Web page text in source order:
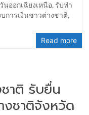
ออกเฉียงเหนือ, รับทำ
การเงินชาวต่างชาติ,
Read more
าติ รับยื่น
งชาติจังหวัด